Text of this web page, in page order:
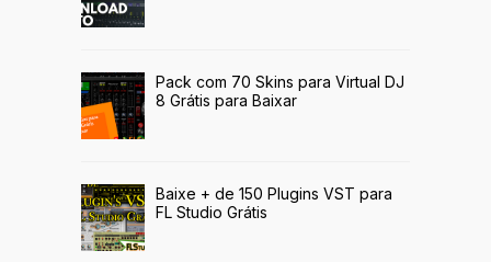
Pack com 70 Skins para Virtual DJ
8 Grátis para Baixar
Baixe + de 150 Plugins VST para
FL Studio Grátis